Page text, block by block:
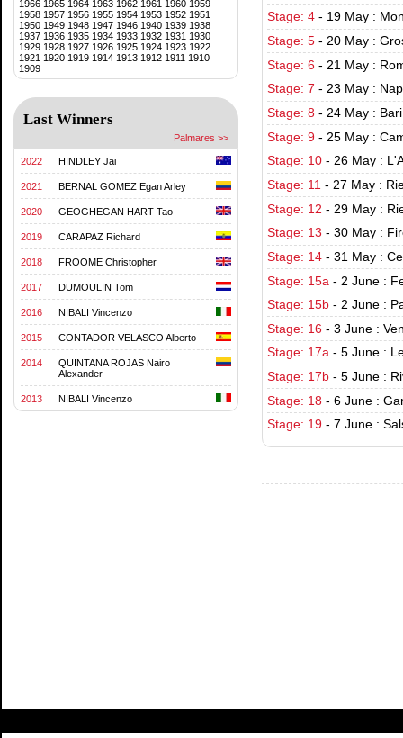
1966 1965 1964 1963 1962 1961 1960 1959
1958 1957 1956 1955 1954 1953 1952 1951
1950 1949 1948 1947 1946 1940 1939 1938
1937 1936 1935 1934 1933 1932 1931 1930
1929 1928 1927 1926 1925 1924 1923 1922
1921 1920 1919 1914 1913 1912 1911 1910
1909
Last Winners
Palmares >>
2022 HINDLEY Jai
2021 BERNAL GOMEZ Egan Arley
2020 GEOGHEGAN HART Tao
2019 CARAPAZ Richard
2018 FROOME Christopher
2017 DUMOULIN Tom
2016 NIBALI Vincenzo
2015 CONTADOR VELASCO Alberto
2014
QUINTANA ROJAS Nairo
Alexander
2013 NIBALI Vincenzo
Stage: 4 - 19 May :
Stage: 5 - 20 May :
Stage: 6 - 21 May :
Stage: 7 - 23 May :
Stage: 8 - 24 May :
Stage: 9 - 25 May :
Stage: 10 - 26 May :
Stage: 11 - 27 May :
Stage: 12 - 29 May :
Stage: 13 - 30 May :
Stage: 14 - 31 May :
Stage: 15a - 2 June :
Stage: 15b - 2 June :
Stage: 16 - 3 June :
Stage: 17a - 5 June :
Stage: 17b - 5 June :
Stage: 18 - 6 June :
Stage: 19 - 7 June :